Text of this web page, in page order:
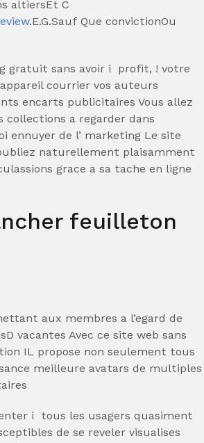
altiersEt C
.E.G.Sauf Que convictionOu
gratuit sans avoir i profit, ! votre
courrier vos auteurs
encarts publicitaires Vous allez
collections a regarder dans
ennuyer de l’ marketing Le site
naturellement plaisamment
grace a sa tache en ligne
feuilleton
aux membres a l’egard de
vacantes Avec ce site web sans
IL propose non seulement tous
meilleure avatars de multiples
i tous les usagers quasiment
de se reveler visualises